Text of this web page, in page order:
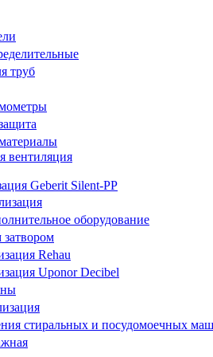
труб
вентиляция
Geberit Silent-PP
оборудование
Rehau
Uponor Decibel
стиральных и посудомоечных